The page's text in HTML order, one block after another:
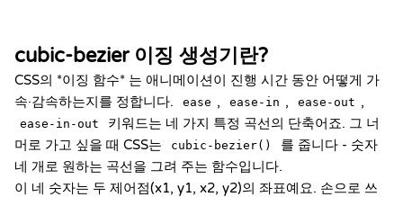
cubic-bezier 이징 생성기란?
CSS의 *이징 함수* 는 애니메이션이 진행 시간 동안 어떻게 가
속·감속하는지를 정합니다.
ease , ease-in , ease-out ,
ease-in-out
키워드는 네 가지 특정 곡선의 단축어죠. 그 너
머로 가고 싶을 때 CSS는
cubic-bezier()
를 줍니다 - 숫자
네 개로 원하는 곡선을 그려 주는 함수입니다.
이 네 숫자는 두 제어점(x1, y1, x2, y2)의 좌표예요. 손으로 쓰